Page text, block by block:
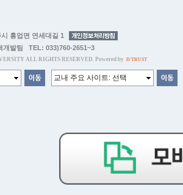
흥업면 연세대길 1
개발팀 TEL: 033)760-2651~3
ALL RIGHTS RESERVED. Powered by D'TRUST